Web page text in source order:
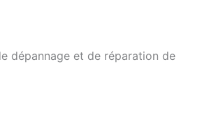
dépannage et de réparation de